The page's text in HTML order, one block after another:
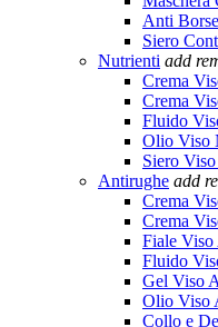
Anti
Siero
Nutrienti add
Crema
Crema
Fluido
Olio Viso
Siero
Antirughe add
Crema
Crema
Fiale
Fluido
Gel Viso
Olio Viso
Collo e